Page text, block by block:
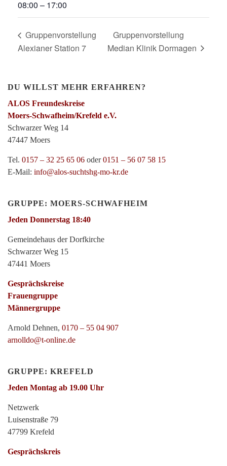
08:00 – 17:00
Gruppenvorstellung
Alexianer Station 7
Gruppenvorstellung
Median Klinik Dormagen
DU WILLST MEHR ERFAHREN?
ALOS Freundeskreise
Moers-Schwafheim/Krefeld e.V.
Schwarzer Weg 14
47447 Moers
Tel. 0157 – 32 25 65 06 oder0151 – 56 07 58 15
E-Mail: info@alos-suchtshg-mo-kr.de
GRUPPE: MOERS-SCHWAFHEIM
Jeden Donnerstag 18:40
Gemeindehaus der Dorfkirche
Schwarzer Weg 15
47441 Moers
Gesprächskreise
Frauengruppe
Männergruppe
Arnold Dehnen, 0170 – 55 04 907
arnolldo@t-online.de
GRUPPE: KREFELD
Jeden Montag ab 19.00 Uhr
Netzwerk
Luisenstraße 79
47799 Krefeld
Gesprächskreis